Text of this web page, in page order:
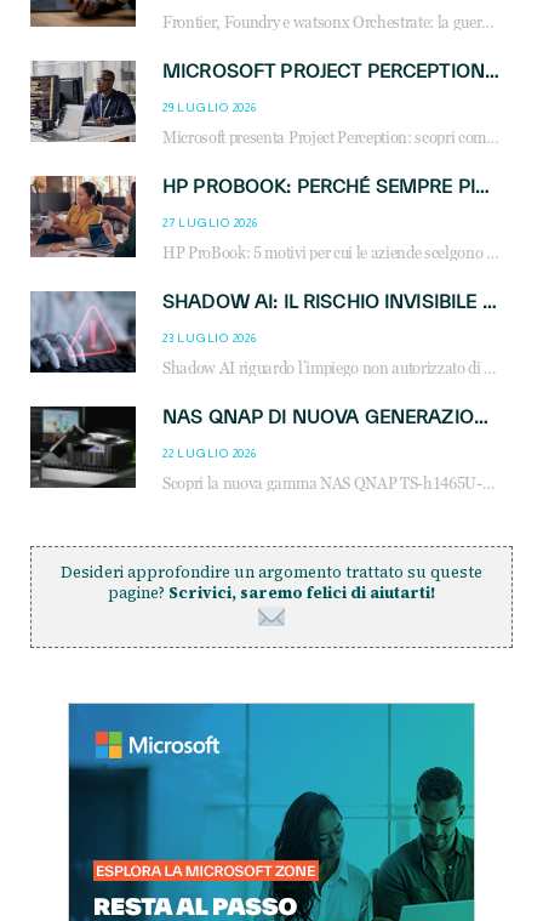
Frontier, Foundry e watsonx Orchestrate: la guerra delle piattaforme AI agent ridisegna il mercato IT. Cosa cambia per reseller, MSP e system integrator.
MICROSOFT PROJECT PERCEPTION: COME GLI AGENTI AI CAMBIERANNO SOC, CYBERSECURITY E SERVIZI MSP
29 LUGLIO 2026
Microsoft presenta Project Perception: scopri come gli agenti AI possono trasformare cybersecurity, SOC e servizi gestiti degli MSP.
HP PROBOOK: PERCHÉ SEMPRE PIÙ AZIENDE SCELGONO NOTEBOOK PROGETTATI PER IL LAVORO MODERNO
27 LUGLIO 2026
HP ProBook: 5 motivi per cui le aziende scelgono i notebook business HP per migliorare produttività, sicurezza e gestione dell’AI.
SHADOW AI: IL RISCHIO INVISIBILE CHE LE AZIENDE POSSONO GOVERNARE
23 LUGLIO 2026
Shadow AI riguardo l’impiego non autorizzato di sistemi AI all’interno dell’azienda. E’ una pratica che si diffonde a partire dai dipendenti fino ai dirigenti e mette a repentaglio la cybersecurity, con costi più elevati per le organizzazioni. Due recenti report illustrano il fenomeno e forniscono dati in merito
NAS QNAP DI NUOVA GENERAZIONE: PIÙ PRESTAZIONI, SCALABILITÀ E PROTEZIONE DEI DATI PER LE INFRASTRUTTURE IT MODERNE
22 LUGLIO 2026
Scopri la nuova gamma NAS QNAP TS-h1465U-RP, TS-h1065eU e TS-h665U: storage aziendale con ZFS, DDR5, E1.S NVMe e connettività 2.5GbE per backup, virtualizzazione e cybersecurity.
Desideri approfondire un argomento trattato su queste
pagine? Scrivici, saremo felici di aiutarti!